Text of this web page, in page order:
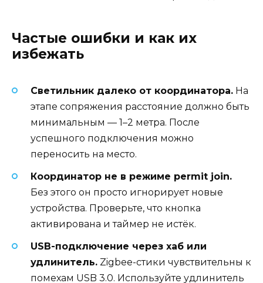
Частые ошибки и как их
избежать
Светильник далеко от координатора. На
этапе сопряжения расстояние должно быть
минимальным — 1–2 метра. После
успешного подключения можно
переносить на место.
Координатор не в режиме permit join.
Без этого он просто игнорирует новые
устройства. Проверьте, что кнопка
активирована и таймер не истёк.
USB-подключение через хаб или
удлинитель. Zigbee-стики чувствительны к
помехам USB 3.0. Используйте удлинитель